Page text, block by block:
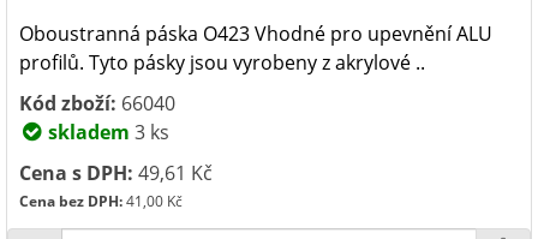
Oboustranná páska O423 Vhodné pro upevnění ALU
profilů. Tyto pásky jsou vyrobeny z akrylové ..
Kód zboží: 66040
skladem 3 ks
Cena s DPH: 49,61 Kč
Cena bez DPH:41,00 Kč